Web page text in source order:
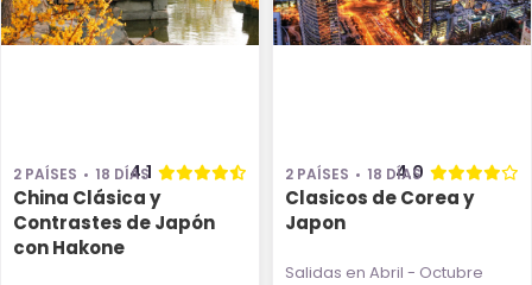
2 PAÍSES 18 DÍAS
4.1
China Clásica y
Contrastes de Japón
con Hakone
2 PAÍSES 18 DÍAS
4.0
Clasicos de Corea y
Japon
Salidas en Abril - Octubre